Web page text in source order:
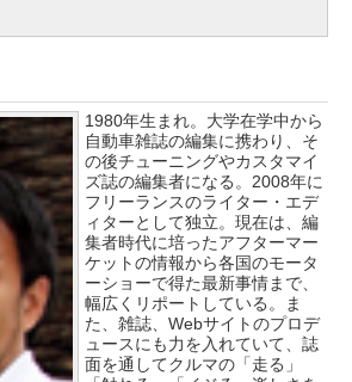
1980年生まれ。大学在学中から
自動車雑誌の編集に携わり、そ
の後チューニングやカスタマイ
ズ誌の編集者になる。2008年に
フリーランスのライター・エデ
ィターとして独立。現在は、編
集者時代に培ったアフターマー
ケットの情報から各国のモータ
ーショーで得た最新事情まで、
幅広くリポートしている。ま
た、雑誌、Webサイトのプロデ
ュースにも力を入れていて、誌
面を通してクルマの「走る」